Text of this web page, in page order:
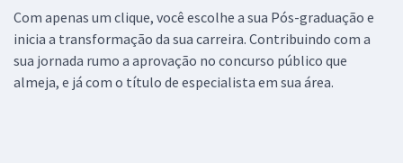
Com apenas um clique, você escolhe a sua Pós-graduação e
inicia a transformação da sua carreira. Contribuindo com a
sua jornada rumo a aprovação no concurso público que
almeja, e já com o título de especialista em sua área.